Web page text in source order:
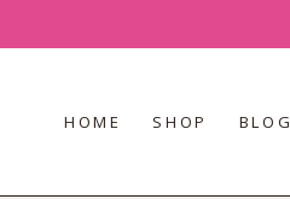
to
HOME SHOP BLOG